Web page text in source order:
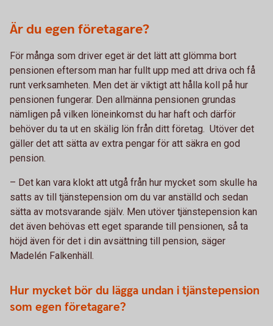
Är du egen företagare?
För många som driver eget är det lätt att glömma bort
pensionen eftersom man har fullt upp med att driva och få
runt verksamheten. Men det är viktigt att hålla koll på hur
pensionen fungerar. Den allmänna pensionen grundas
nämligen på vilken löneinkomst du har haft och därför
behöver du ta ut en skälig lön från ditt företag. Utöver det
gäller det att sätta av extra pengar för att säkra en god
pension.
– Det kan vara klokt att utgå från hur mycket som skulle ha
satts av till tjänstepension om du var anställd och sedan
sätta av motsvarande själv. Men utöver tjänstepension kan
det även behövas ett eget sparande till pensionen, så ta
höjd även för det i din avsättning till pension, säger
Madelén Falkenhäll.
Hur mycket bör du lägga undan i tjänstepension
som egen företagare?